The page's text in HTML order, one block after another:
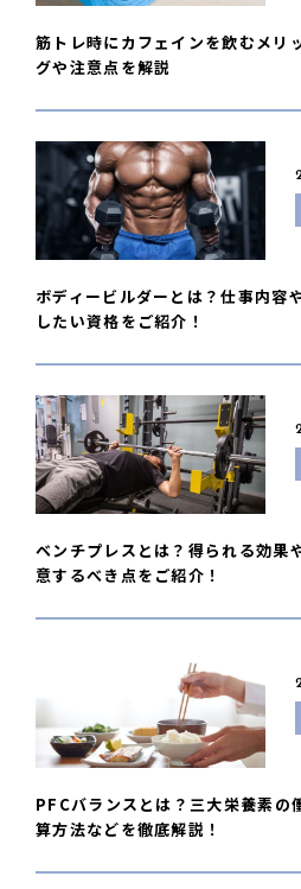
筋トレ時にカフェインを飲むメリ
グや注意点を解説
ボディービルダーとは？仕事内容
したい資格をご紹介！
ベンチプレスとは？得られる効果
意するべき点をご紹介！
PFCバランスとは？三大栄養素の
算方法などを徹底解説！